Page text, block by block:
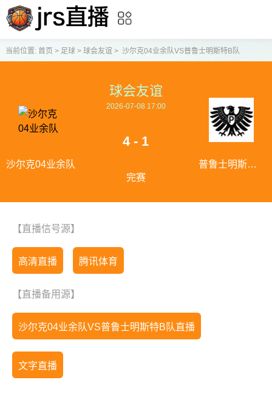
当前位置: 首页 > 足球> 球会友谊 > 沙尔克04业余队VS普鲁士明斯特B队
沙尔克04业余队
球会友谊
2026-07-08 17:00
4 - 1
完赛
普鲁士明斯特B
【直播信号源】
高清直播 腾讯体育
【直播备用源】
沙尔克04业余队VS普鲁士明斯特B队直播
文字直播